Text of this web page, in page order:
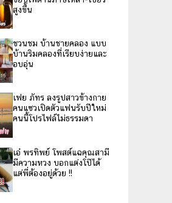
สูงขึ้น
ชวนชม บ้านชายคลอง แบบ
บ้านริมคลองที่เรียบง่ายและ
อบอุ่น
เฟย ภัทร ลงรูปสาวข้างกาย
คนแซวเปิดตัวแฟนรับปีใหม่
คนนี้โปรไฟล์ไม่ธรรมดา
เอ๋ พรทิพย์ โพสต์แฉคุณสามี
มีความหวง บอกแต่งโป๊ได้
แต่พี่ต้องอยู่ด้วย !!